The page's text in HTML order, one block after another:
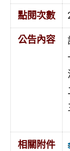
點閱次數
公告內容
相關附件